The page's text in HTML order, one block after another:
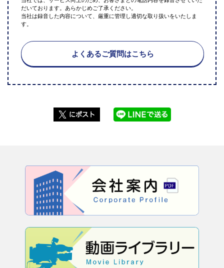
だいております。あらかじめご了承ください。
当社は録音した内容について、厳重に管理し適切な取り扱いをいたしま
す。
よくあるご質問はこちら